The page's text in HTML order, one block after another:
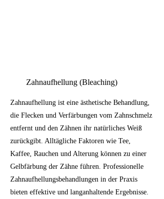
Zahnaufhellung (Bleaching)
Zahnaufhellung ist eine ästhetische Behandlung,
die Flecken und Verfärbungen vom Zahnschmelz
entfernt und den Zähnen ihr natürliches Weiß
zurückgibt. Alltägliche Faktoren wie Tee,
Kaffee, Rauchen und Alterung können zu einer
Gelbfärbung der Zähne führen. Professionelle
Zahnaufhellungsbehandlungen in der Praxis
bieten effektive und langanhaltende Ergebnisse.